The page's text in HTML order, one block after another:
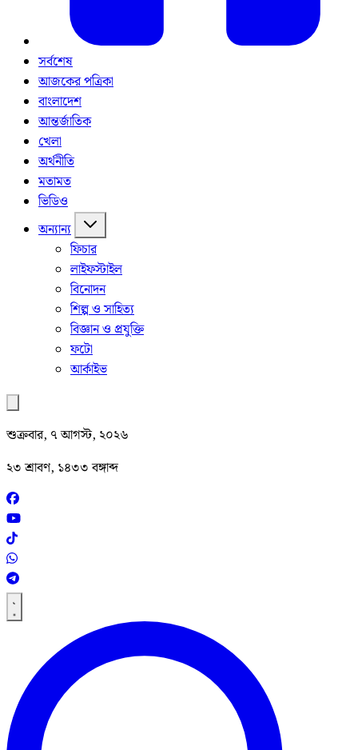
সর্বশেষ
আজকের পত্রিকা
বাংলাদেশ
আন্তর্জাতিক
খেলা
অর্থনীতি
মতামত
ভিডিও
অন্যান্য
ফিচার
লাইফস্টাইল
বিনোদন
শিল্প ও সাহিত্য
বিজ্ঞান ও প্রযুক্তি
ফটো
আর্কাইভ
শুক্রবার, ৭ আগস্ট, ২০২৬
২৩ শ্রাবণ, ১৪৩৩ বঙ্গাব্দ